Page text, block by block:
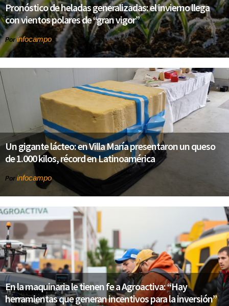
Pronóstico de heladas generalizadas: el invierno llega
con vientos polares de “gran vigor”
Por infocampo
Un gigante lácteo: en Villa María presentaron un queso
de 1.000 kilos, récord en Latinoamérica
Por infocampo
En la maquinaria le tienen fe a Agroactiva: “Hay
herramientas que generan incentivos para la inversión”